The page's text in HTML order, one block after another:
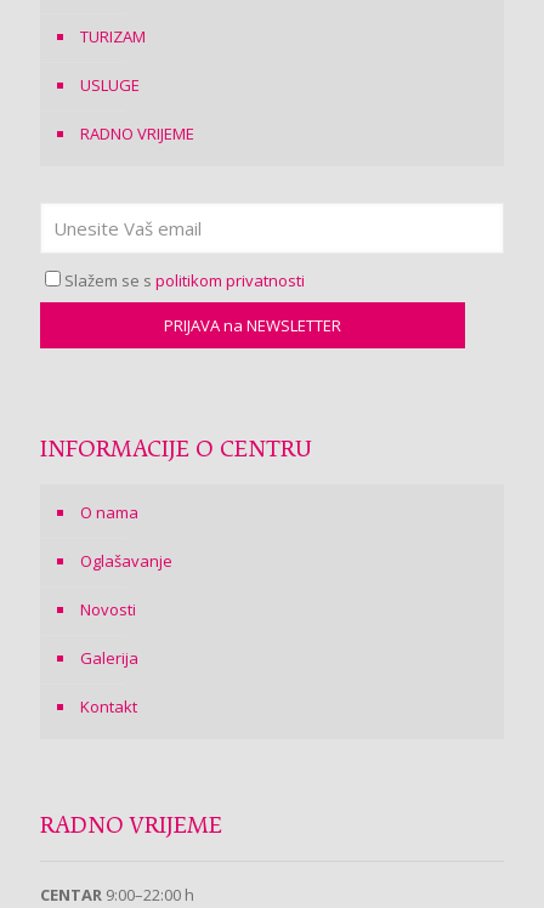
TURIZAM
USLUGE
RADNO VRIJEME
Slažem se s politikom privatnosti
INFORMACIJE O CENTRU
O nama
Oglašavanje
Novosti
Galerija
Kontakt
RADNO VRIJEME
CENTAR 9:00–22:00 h